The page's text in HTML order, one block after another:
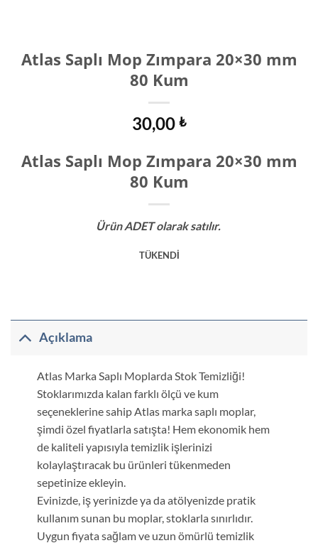
Atlas Saplı Mop Zımpara 20×30 mm
80 Kum
30,00 ₺
Atlas Saplı Mop Zımpara 20×30 mm
80 Kum
Ürün ADET olarak satılır.
TÜKENDİ
Açıklama
Atlas Marka Saplı Moplarda Stok Temizliği!
Stoklarımızda kalan farklı ölçü ve kum
seçeneklerine sahip Atlas marka saplı moplar,
şimdi özel fiyatlarla satışta! Hem ekonomik hem
de kaliteli yapısıyla temizlik işlerinizi
kolaylaştıracak bu ürünleri tükenmeden
sepetinize ekleyin.
Evinizde, iş yerinizde ya da atölyenizde pratik
kullanım sunan bu moplar, stoklarla sınırlıdır.
Uygun fiyata sağlam ve uzun ömürlü temizlik